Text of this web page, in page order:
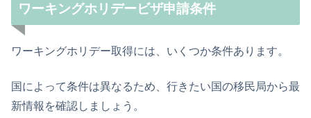
ワーキングホリデービザ申請条件
ワーキングホリデー取得には、いくつか条件あります。
国によって条件は異なるため、行きたい国の移民局から最
新情報を確認しましょう。